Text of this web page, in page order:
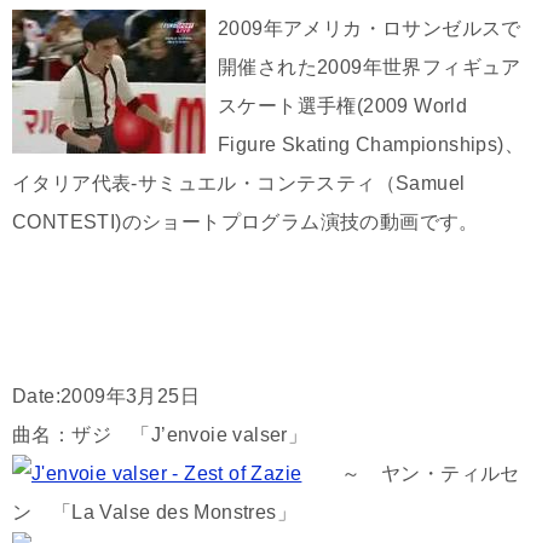
2009年アメリカ・ロサンゼルスで
開催された2009年世界フィギュア
スケート選手権(2009 World
Figure Skating Championships)、
イタリア代表-サミュエル・コンテスティ（Samuel
CONTESTI)のショートプログラム演技の動画です。
Date:2009年3月25日
曲名：ザジ 「J’envoie valser」
～ ヤン・ティルセ
ン 「La Valse des Monstres」